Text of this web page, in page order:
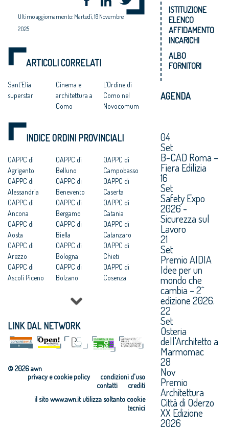
Ultimo aggiornamento: Martedì, 18 Novembre
2025
ARTICOLI CORRELATI
Sant’Elia
superstar
Cinema e
architettura a
Como
L’Ordine di
Como nel
Novocomum
INDICE ORDINI PROVINCIALI
OAPPC di
Agrigento
OAPPC di
Alessandria
OAPPC di
Ancona
OAPPC di
Aosta
OAPPC di
Arezzo
OAPPC di
Ascoli Piceno
OAPPC di Bari
OAPPC di
Barletta-
OAPPC di
Belluno
OAPPC di
Benevento
OAPPC di
Bergamo
OAPPC di
Biella
OAPPC di
Bologna
OAPPC di
Bolzano
Brescia
Brindisi
OAPPC di
Cagliari
OAPPC di
Campobasso
OAPPC di
Caserta
OAPPC di
Catania
OAPPC di
Catanzaro
OAPPC di
Chieti
OAPPC di
Cosenza
Cuneo
OAPPC di Enna
LINK DAL NETWORK
© 2026 awn
condizioni d'uso
privacy e cookie policy
crediti
contatti
il sito www.awn.it utilizza soltanto cookie
tecnici
ISTITUZIONE
ELENCO
AFFIDAMENTO
INCARICHI
ALBO
FORNITORI
AGENDA
04
Set
B-CAD Roma –
Fiera Edilizia
16
Set
Safety Expo
2026 -
Sicurezza sul
Lavoro
21
Set
Premio AIDIA
Idee per un
mondo che
cambia – 2^
edizione 2026.
22
Set
Osteria
dell'Architetto a
Marmomac
28
Nov
Premio
Architettura
Città di Oderzo
XX Edizione
2026